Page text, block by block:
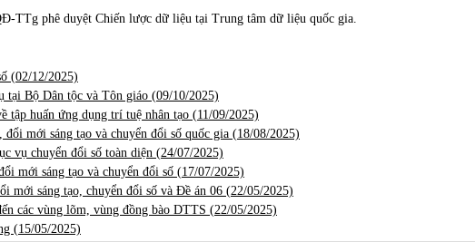
TTg phê duyệt Chiến lược dữ liệu tại Trung tâm dữ liệu quốc gia.
(02/12/2025)
tại Bộ Dân tộc và Tôn giáo (09/10/2025)
tập huấn ứng dụng trí tuệ nhân tạo (11/09/2025)
mới sáng tạo và chuyển đổi số quốc gia (18/08/2025)
vụ chuyển đổi số toàn diện (24/07/2025)
mới sáng tạo và chuyển đổi số (17/07/2025)
mới sáng tạo, chuyển đổi số và Đề án 06 (22/05/2025)
các vùng lõm, vùng đồng bào DTTS (22/05/2025)
(15/05/2025)